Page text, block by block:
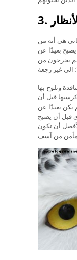
هي أنه من
بعيدًا عن
يخرجون من
وتلوح بها
قبل أن
يكن بعيدًا عن
قبل أن يصبح
أن تكون